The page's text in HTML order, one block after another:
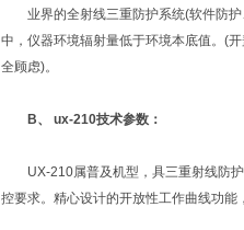
业界的全射线三重防护系统(软件防护
中，仪器环境辐射量低于环境本底值。(
全顾虑)。
B、 ux-210技术参数：
UX-210属普及机型，具三重射线防护
控要求。精心设计的开放性工作曲线功